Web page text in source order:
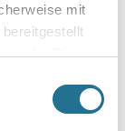
mit
der Dienste